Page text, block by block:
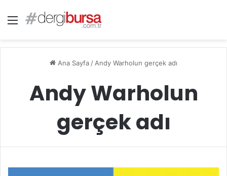
Menü
Ana Sayfa / Andy Warholun gerçek adı
Andy Warholun
gerçek adı